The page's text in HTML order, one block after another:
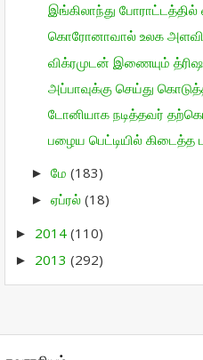
இங்கிலாந்து
கொரோனாவால் உலக
விக்ரமுடன் இணையும்
அப்பாவுக்கு செய்து
டோனியாக நடித்தவர்
பழைய பெட்டியில் கிடைத்த
► மே (183)
► ஏப்ரல் (18)
► 2014 (110)
► 2013 (292)